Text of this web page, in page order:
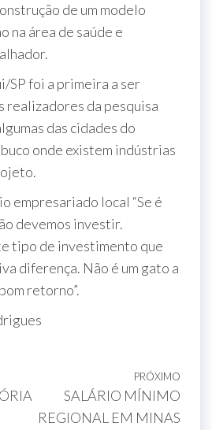
de um modelo
na área de saúde e
SP foi a primeira a ser
realizadores da pesquisa
das cidades do
onde existem indústrias
empresariado local “Se é
devemos investir.
tipo de investimento que
diferença. Não é um gato a
retorno”.
PRÓXIMO
SALÁRIO MÍNIMO
REGIONAL EM MINAS